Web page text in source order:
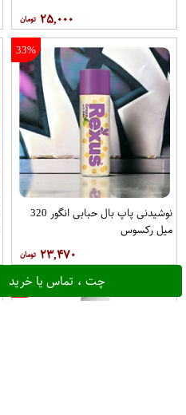
چت ، تماس یا خرید
۲۵,۰۰۰
33%
نوشیدنی پاپ بال حبابی انگور 320
میل رکسوس
۲۳,۴۷۰
28%